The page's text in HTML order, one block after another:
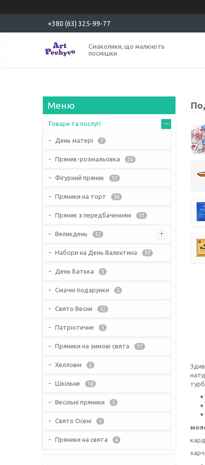
+380 (63) 325-99-77
Смаколики, що малюють
посмішки
Товари та послугі
День матері 7
Пряник-розмальовка 20
Фігурний пряник 17
Пряники на торт 36
Пряник з передбаченням 11
Великдень 12
Набори на День Валентина 37
День Батька 3
Смачні подарунки 5
Свято Весни 12
Патріотичне 5
Пряники на зимові свята 17
Хелловін 2
Шкільне 10
Весільні пряники 1
Свято Осені 1
Пряники на свята 4